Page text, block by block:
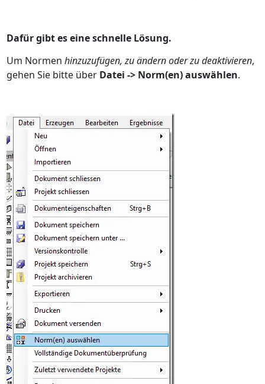
Dafür gibt es eine schnelle Lösung.
Um Normen hinzuzufügen, zu ändern oder zu deaktivieren,
gehen Sie bitte über Datei -> Norm(en) auswählen.